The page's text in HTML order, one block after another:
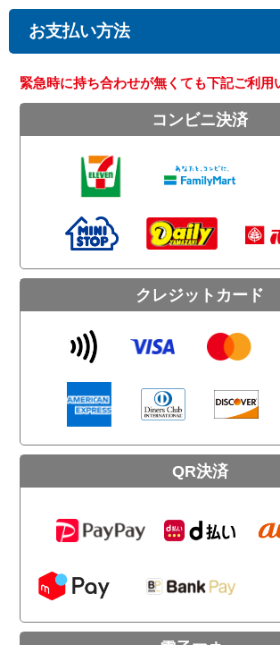
お支払い方法
緊急時に持ち合わせが無くても下記ご利用
コンビニ決済
クレジットカード
QR決済